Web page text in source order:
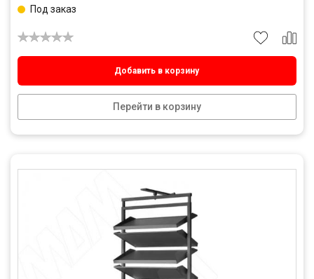
Добавить в корзину
Перейти в корзину
Под заказ